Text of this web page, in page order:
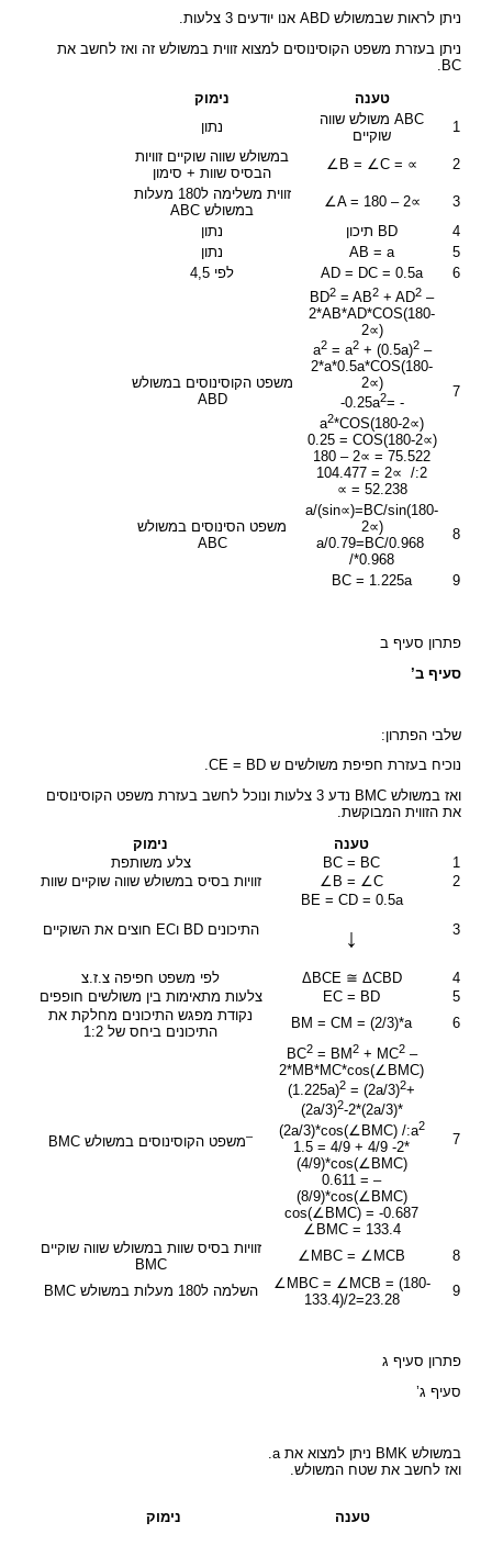
ניתן לראות שבמשולש ABD אנו יודעים 3 צלעות.
ניתן בעזרת משפט הקוסינוסים למצוא זווית במשולש זה ואז לחשב את
BC.
טענה
נימוק
1
ABC משולש שווה
שוקיים
נתון
2
∠B = ∠C = ∝
במשולש שווה שוקיים זוויות
הבסיס שוות + סימון
3
∠A = 180 – 2∝
זווית משלימה ל180 מעלות
במשולש ABC
4
BD תיכון
נתון
5
AB = a
נתון
6
AD = DC = 0.5a לפי 4,5
7
BD2 = AB2 + AD2 –
2*AB*AD*COS(180-
2∝)
a2= a2+ (0.5a)2–
2*a*0.5a*COS(180-
2∝)
-0.25a2= -
a2*COS(180-2∝)
0.25 = COS(180-2∝)
180 – 2∝ = 75.522
104.477 = 2∝ /:2
∝ = 52.238
משפט הקוסינוסים במשולש
ABD
8
a/(sin∝)=BC/sin(180-
2∝)
a/0.79=BC/0.968
/*0.968
משפט הסינוסים במשולש
ABC
9
BC = 1.225a
פתרון סעיף ב
סעיף ב’
שלבי הפתרון:
נוכיח בעזרת חפיפת משולשים ש CE = BD.
ואז במשולש BMC נדע 3 צלעות ונוכל לחשב בעזרת משפט הקוסינוסים
את הזווית המבוקשת.
טענה
נימוק
1
BC = BC
צלע משותפת
2
∠B = ∠C זוויות בסיס במשולש שווה שוקיים שוות
3
BE = CD = 0.5a
↓ התיכונים BD וEC חוצים את השוקיים
4
ΔBCE ≅ ΔCBD
לפי משפט חפיפה צ.ז.צ
5
EC = BD
צלעות מתאימות בין משולשים חופפים
6
BM = CM = (2/3)*a
נקודת מפגש התיכונים מחלקת את
התיכונים ביחס של 1:2
7
BC2= BM2+ MC2–
2*MB*MC*cos(∠BMC)
(1.225a)2 = (2a/3)2+
(2a/3)2-2*(2a/3)*
(2a/3)*cos(∠BMC) /:a2
1.5 = 4/9 + 4/9 -2*
(4/9)*cos(∠BMC)
0.611 = –
(8/9)*cos(∠BMC)
cos(∠BMC) = -0.687
∠BMC = 133.4
–משפט הקוסינוסים במשולש BMC
8
∠MBC = ∠MCB
זוויות בסיס שוות במשולש שווה שוקיים
BMC
9
∠MBC = ∠MCB = (180-
133.4)/2=23.28
השלמה ל180 מעלות במשולש BMC
פתרון סעיף ג
סעיף ג’
במשולש BMK ניתן למצוא את a.
ואז לחשב את שטח המשולש.
טענה נימוק